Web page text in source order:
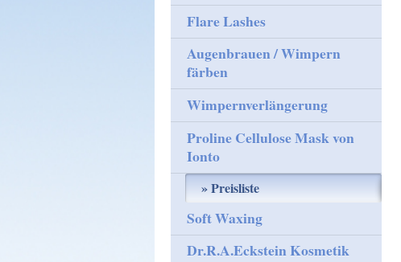
Flare Lashes
Augenbrauen / Wimpern
färben
Wimpernverlängerung
Proline Cellulose Mask von
Ionto
Preisliste
Soft Waxing
Dr.R.A.Eckstein Kosmetik